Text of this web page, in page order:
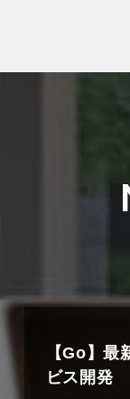
【Go】
ビス開発